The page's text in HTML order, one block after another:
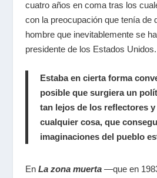
cuatro años en coma tras los
con la preocupación que tenía de
hombre que inevitablemente se
presidente de los Estados Unidos.
Estaba en cierta forma
posible que surgiera un
tan lejos de los reflectores
cualquier cosa, que
imaginaciones del pueblo
En La zona muerta—que en